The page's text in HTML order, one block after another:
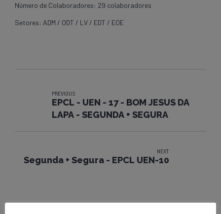
Número de Colaboradores: 29 colaboradores
Setores: ADM / ODT / LV / EDT / EOE
PREVIOUS
EPCL - UEN - 17 - BOM JESUS DA
LAPA - SEGUNDA + SEGURA
NEXT
Segunda + Segura - EPCL UEN-10